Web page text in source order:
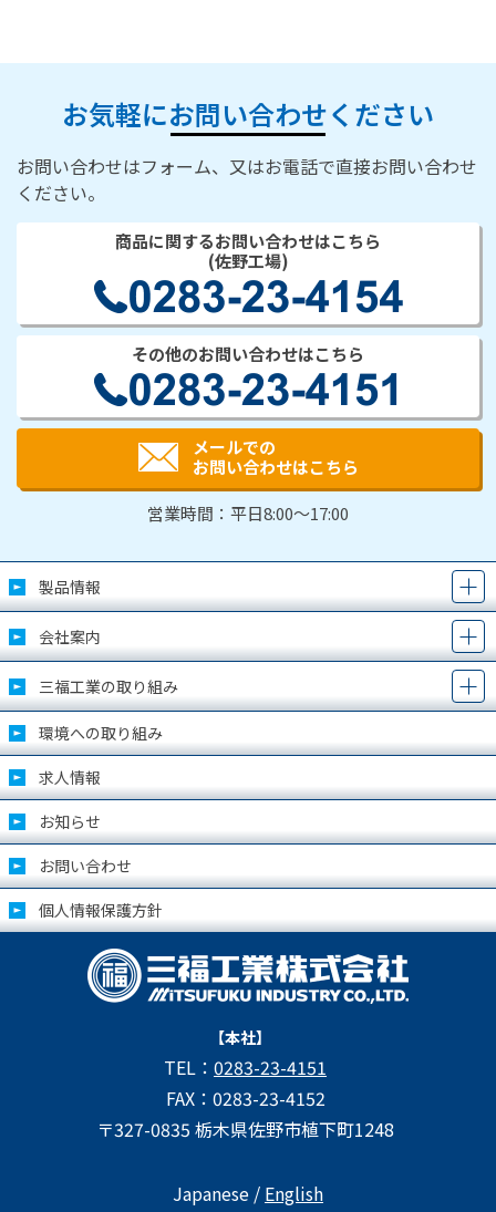
お気軽にお問い合わせください
お問い合わせはフォーム、又はお電話で直接お問い合わせ
ください。
商品に関するお問い合わせはこちら
(佐野工場)
その他のお問い合わせはこちら
メールでの
お問い合わせはこちら
営業時間：平日8:00～17:00
製品情報
会社案内
三福工業の取り組み
環境への取り組み
求人情報
お知らせ
お問い合わせ
個人情報保護方針
【本社】
TEL： 0283-23-4151
FAX：0283-23-4152
〒327-0835 栃木県佐野市植下町1248
Japanese / English